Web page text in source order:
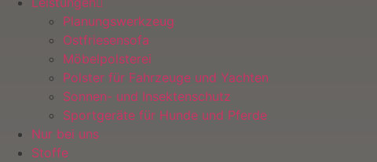
Planungswerkzeug
Ostfriesensofa
Möbelpolsterei
Polster für Fahrzeuge und Yachten
Sonnen- und Insektenschutz
Sportgeräte für Hunde und Pferde
Nur bei uns
Stoffe